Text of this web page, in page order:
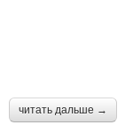
читать дальше →